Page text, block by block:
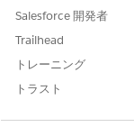
Salesforce 開発者
Trailhead
トレーニング
トラスト